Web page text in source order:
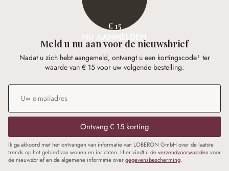
€ 15
NU AANMELDEN
Meld u nu aan voor de nieuwsbrief
Nadat u zich hebt aangemeld, ontvangt u een kortingscode¹ ter
waarde van € 15 voor uw volgende bestelling.
E-mailadres
Ontvang € 15 korting
Ik ga akkoord met het ontvangen van informatie van LOBERON GmbH over de laatste
trends op het gebied van wonen en inrichten. Hier vindt u deverzendvoorwaarden voor
de nieuwsbrief en de algemene informatie overgegevensbescherming.